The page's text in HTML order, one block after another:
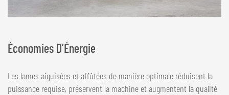
Économies D’Énergie
Les lames aiguisées et affûtées de manière optimale réduisent la
puissance requise, préservent la machine et augmentent la qualité